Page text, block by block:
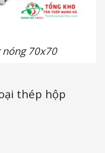
nóng 70x70
thép hộp